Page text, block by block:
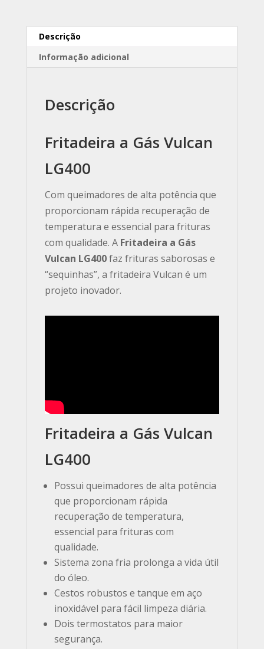
Descrição
Informação adicional
Descrição
Fritadeira a Gás Vulcan
LG400
Com queimadores de alta potência que
proporcionam rápida recuperação de
temperatura e essencial para frituras
com qualidade. A Fritadeira a Gás
Vulcan LG400faz frituras saborosas e
“sequinhas”, a fritadeira Vulcan é um
projeto inovador.
Fritadeira a Gás Vulcan
LG400
Possui queimadores de alta potência
que proporcionam rápida
recuperação de temperatura,
essencial para frituras com
qualidade.
Sistema zona fria prolonga a vida útil
do óleo.
Cestos robustos e tanque em aço
inoxidável para fácil limpeza diária.
Dois termostatos para maior
segurança.